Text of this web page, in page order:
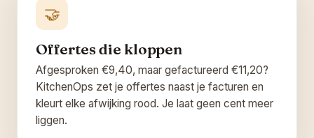
🤝
Offertes die kloppen
Afgesproken €9,40, maar gefactureerd €11,20?
KitchenOps zet je offertes naast je facturen en
kleurt elke afwijking rood. Je laat geen cent meer
liggen.